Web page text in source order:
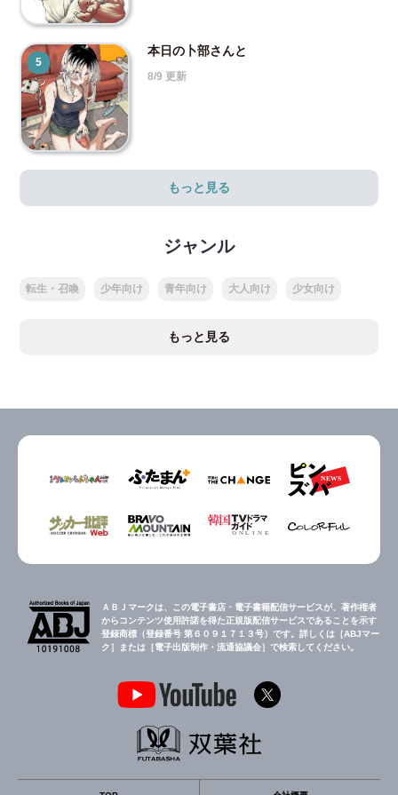
5
本日の卜部さんと
8/9 更新
もっと見る
ジャンル
転生・召喚 少年向け 青年向け 大人向け 少女向け
もっと見る
ＡＢＪマークは、この電子書店・電子書籍配信サービスが、著作権者
からコンテンツ使用許諾を得た正規版配信サービスであることを示す
登録商標（登録番号 第６０９１７１３号）です。詳しくは［ABJマー
ク］または［電子出版制作・流通協議会］で検索してください。